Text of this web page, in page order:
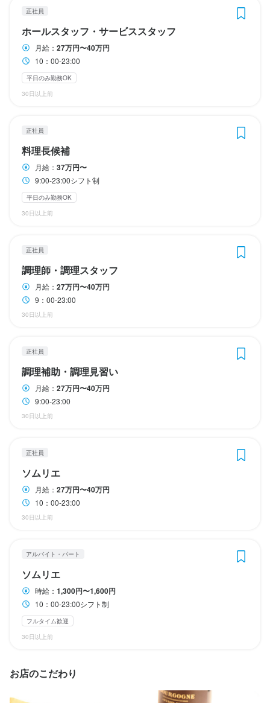
正社員
ホールスタッフ・サービススタッフ
月給： 27万円〜40万円
10：00-23:00
平日のみ勤務OK
30日以上前
正社員
料理長候補
月給： 37万円〜
9:00-23:00シフト制
平日のみ勤務OK
30日以上前
正社員
調理師・調理スタッフ
月給： 27万円〜40万円
9：00-23:00
30日以上前
正社員
調理補助・調理見習い
月給： 27万円〜40万円
9:00-23:00
30日以上前
正社員
ソムリエ
月給： 27万円〜40万円
10：00-23:00
30日以上前
アルバイト・パート
ソムリエ
時給： 1,300円〜1,600円
10：00-23:00シフト制
フルタイム歓迎
30日以上前
お店のこだわり
【ホールスタッフ】
ご案内、オーダー受付、ドリンク作成、配膳、接客、会計、テー
ブルの片付けなどのホール業務全般をお任せします。
将来的には、店長候補として、売上・コストの数値管理、シフト
管理、他のスタッフへの指導・育成などの業務もお任せします。
Aux Delices de Dodine 東京ミッドタウン八重洲店
勤務地
東京都中央区八重洲2-2-1 東京ミッドタウン八重洲 3F
法人名・事業者名
lenoble株式会社
ご案内、オーダー受付、ドリンク作成、配膳、接客、会計、テー
ブルの片付けなどのホール業務全般をお任せします。
将来的には、店長候補として、売上・コストの数値管理、シフト
管理、他のスタッフへの指導・育成などの業務もお任せします。
店名
Aux Delices de Dodine 東京ミッドタウン八重洲店
勤務地
東京都中央区八重洲2-2-1 東京ミッドタウン八重洲 3F
連絡先
法人名・事業者名
lenoble株式会社
最終更新日2023/06/15
開店前の仕込み、料理の調理、盛り付け、洗い場などの調理業務
全般をお任せします。
将来的には、料理長候補として、仕入れ、食材管理、メニュー開
発、他の調理スタッフへの指導・育成などの業務もお任せしま
す。
店名
Aux Delices de Dodine 東京ミッドタウン八重洲店
勤務地
東京都中央区八重洲2-2-1 東京ミッドタウン八重洲 3F
036-262-7686
法人名・事業者名
lenoble株式会社
全般をお任せします。
将来的には、料理長候補として、仕入れ、食材管理、メニュー開
発、他の調理スタッフへの指導・育成などの業務もお任せしま
す。
店名
Aux Delices de Dodine 東京ミッドタウン八重洲店
勤務地
東京都中央区八重洲2-2-1 東京ミッドタウン八重洲 3F
法人名・事業者名
lenoble株式会社
開店前の仕込み、料理の調理、盛り付け、洗い場などの調理業務
全般をお任せします。
将来的には、料理長候補として、仕入れ、食材管理、メニュー開
発、他の調理スタッフへの指導・育成などの業務もお任せしま
す。
店名
Aux Delices de Dodine 東京ミッドタウン八重洲店
勤務地
東京都中央区八重洲2-2-1 東京ミッドタウン八重洲 3F
036-262-7686
法人名・事業者名
lenoble株式会社
将来的には、店長候補として、売上・コストの数値管理、シフト
管理、他のスタッフへの指導・育成などの業務もお任せします。
勤務地
東京都中央区八重洲2-2-1 東京ミッドタウン八重洲 3F
連絡先
036-262-7686
lenoble株式会社
最終更新日2023/06/15
【ホールスタッフ】
ご案内、オーダー受付、ドリンク作成、配膳、接客、会計、テー
ブルの片付けなどのホール業務全般をお任せします。
将来的には、店長候補として、売上・コストの数値管理、シフト
管理、他のスタッフへの指導・育成などの業務もお任せします。
店名
Aux Delices de Dodine 東京ミッドタウン八重洲店
勤務地
東京都中央区八重洲2-2-1 東京ミッドタウン八重洲 3F
036-262-7686
法人名・事業者名
lenoble株式会社